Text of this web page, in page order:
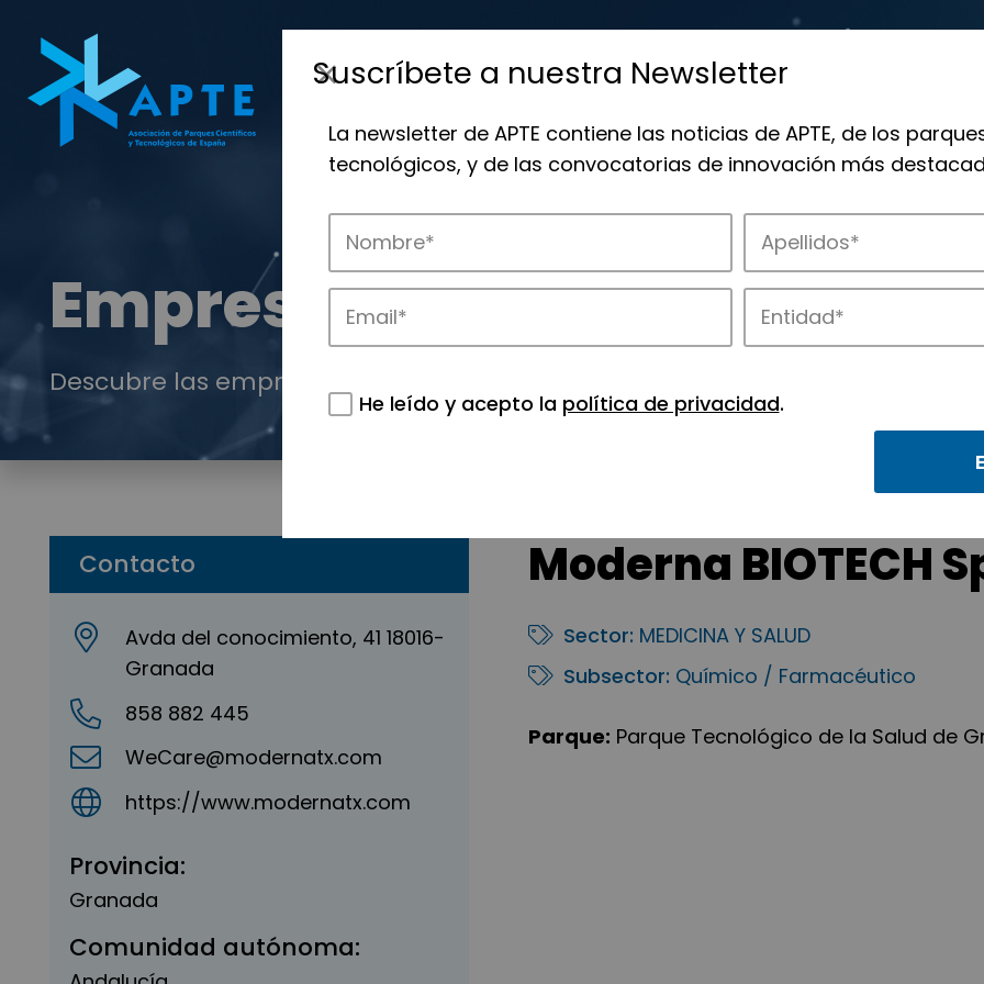
Empresas
Descubre las empresas que impulsan la innovación en los parques de APTE.
Contacto
Avda del conocimiento, 41 18016-
Granada
858 882 445
WeCare@modernatx.com
https://www.modernatx.com
Provincia:
Granada
Comunidad autónoma:
Moderna BIOTECH
Sector: MEDICINA Y SALUD
Subsector: Químico / Farmacéutico
Parque: Parque Tecnológico de la Salud de
Suscríbete a nuestra Newsletter
La newsletter de APTE contiene las noticias de APTE, de los
tecnológicos, y de las convocatorias de innovación más
He leído y acepto la política de privacidad.